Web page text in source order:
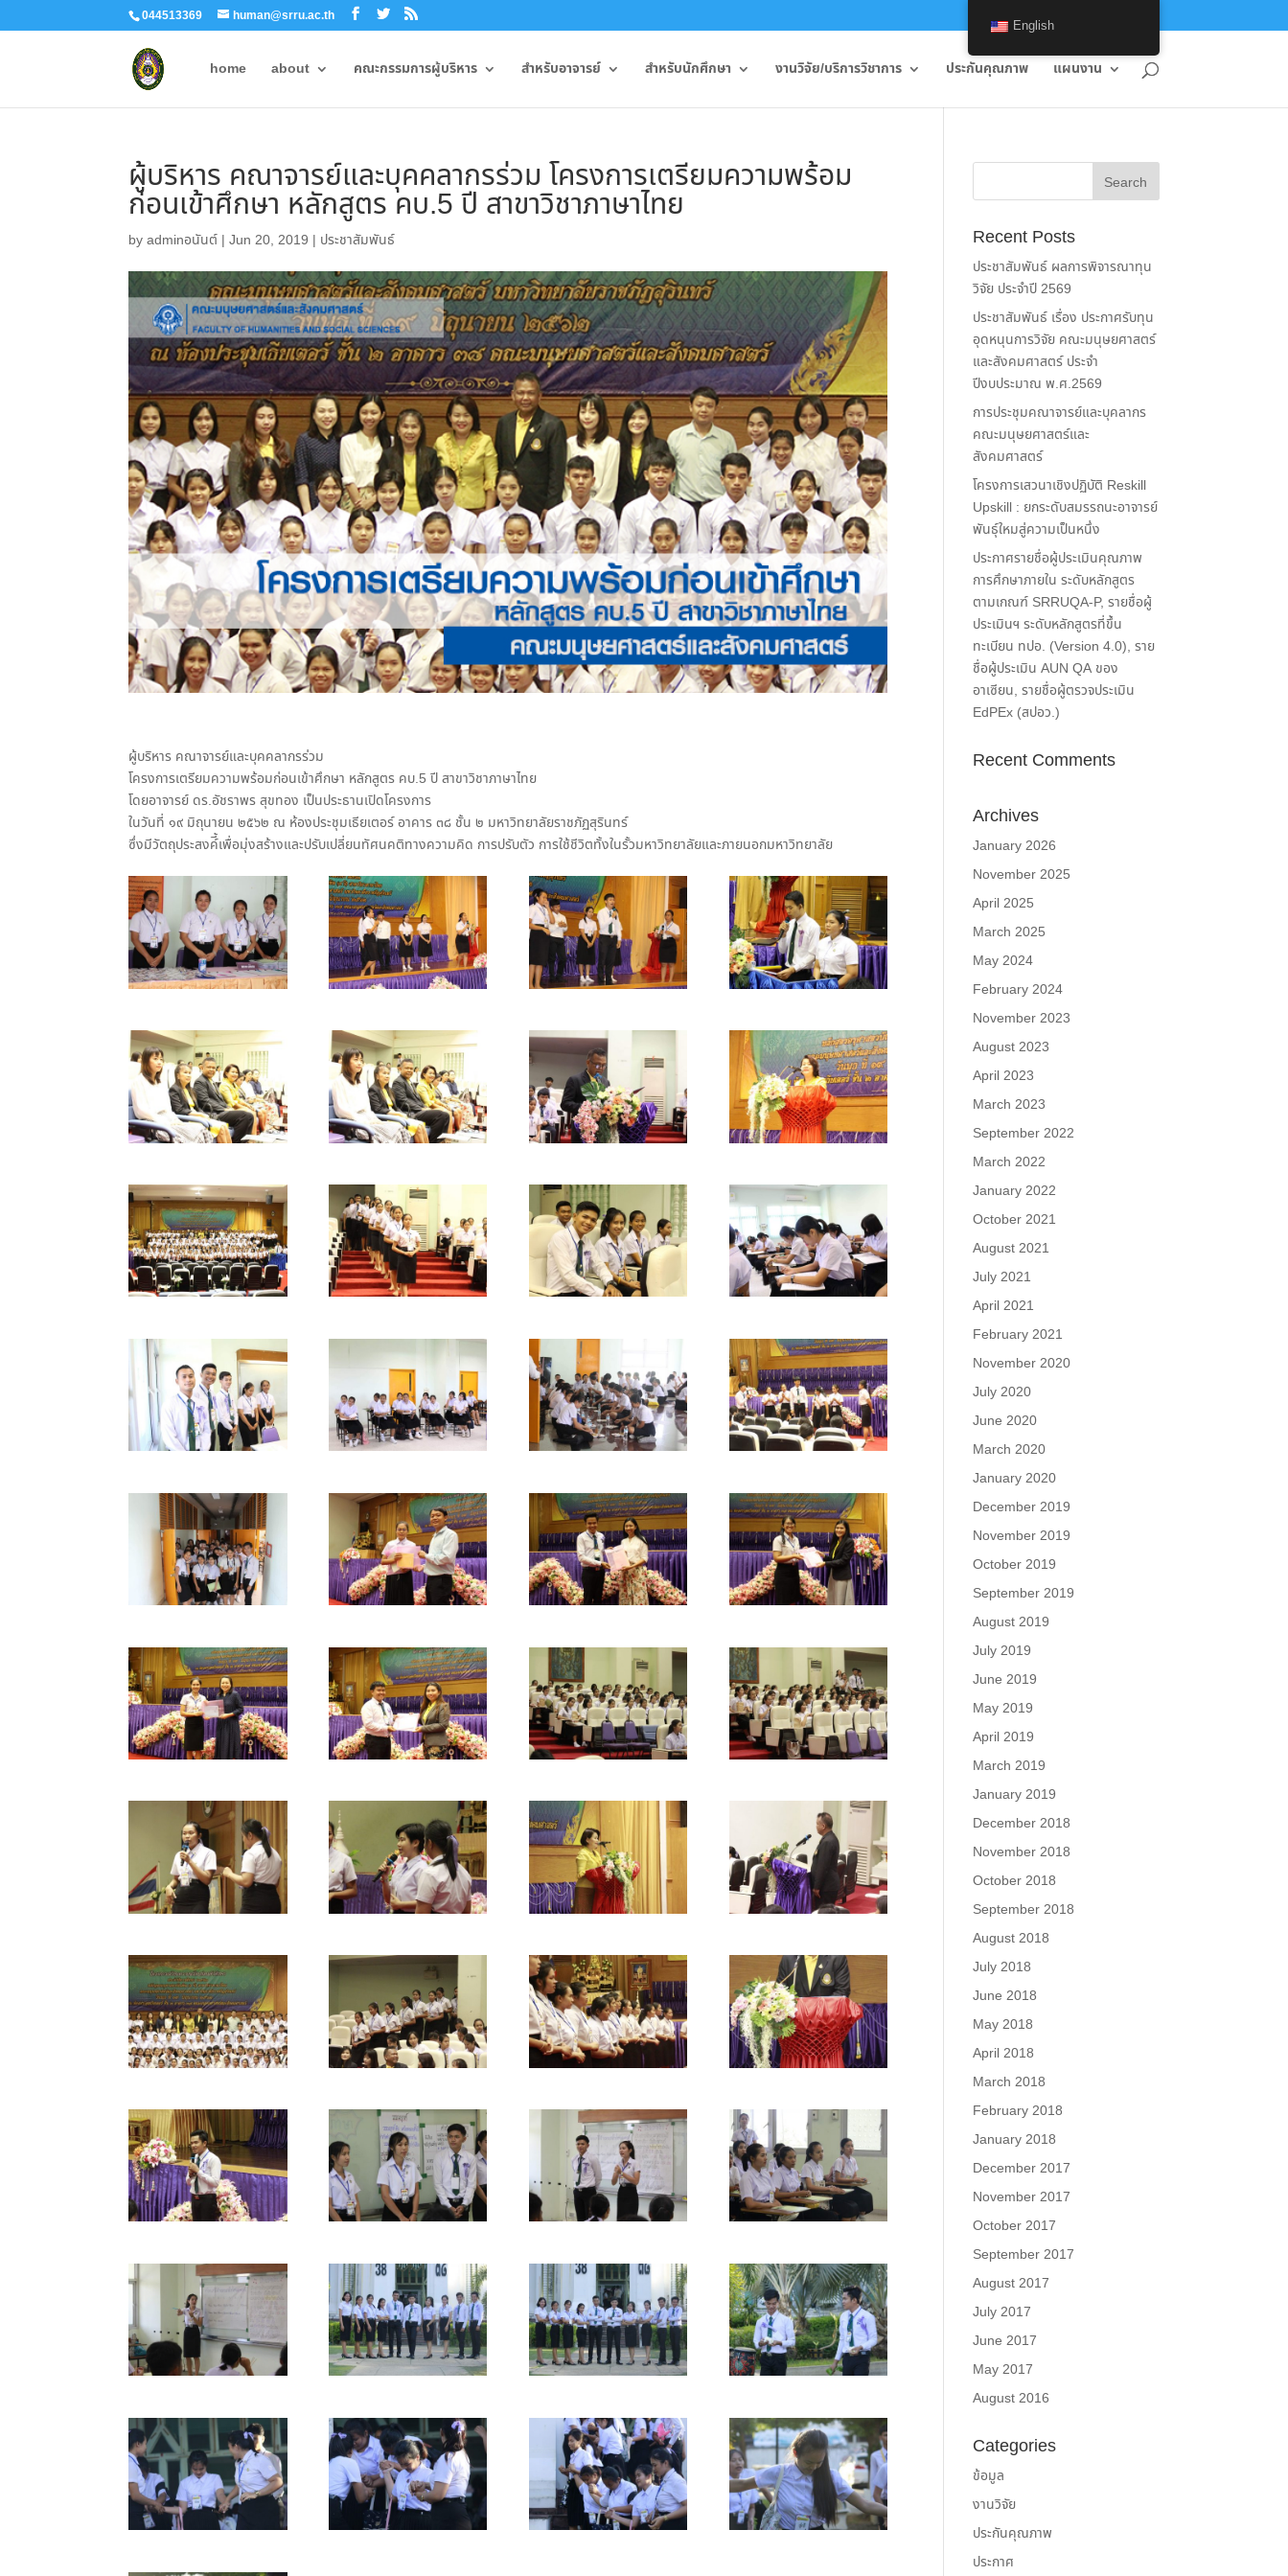
044513369 human@srru.ac.th
home about คณะกรรมการผู้บริหาร สำหรับอาจารย์ สำหรับนักศึกษา งานวิจัย/บริการวิชาการ ประกันคุณภาพ แผนงาน
ผู้บริหาร คณาจารย์และบุคคลากรร่วม โครงการเตรียมความพร้อม
ก่อนเข้าศึกษา หลักสูตร คบ.5 ปี สาขาวิชาภาษาไทย
byadminอนันต์ |Jun 20, 2019 | ประชาสัมพันธ์
ผู้บริหาร คณาจารย์และบุคคลากรร่วม
โครงการเตรียมความพร้อมก่อนเข้าศึกษา หลักสูตร คบ.5 ปี สาขาวิชาภาษาไทย
โดยอาจารย์ ดร.อัชราพร สุขทอง เป็นประธานเปิดโครงการ
ในวันที่ ๑๙ มิถุนายน ๒๕๖๒ ณ ห้องประชุมเธียเตอร์ อาคาร ๓๘ ชั้น ๒ มหาวิทยาลัยราชภัฏสุรินทร์
ซึ่งมีวัตถุประสงค์ี้เพื่อมุ่งสร้างและปรับเปลี่ยนทัศนคติทางความคิด การปรับตัว การใช้ชีวิตทั้งในรั้วมหาวิทยาลัยและภายนอกมหาวิทยาลัย
Recent Posts
ประชาสัมพันธ์ ผลการพิจารณาทุน
วิจัย ประจำปี 2569
ประชาสัมพันธ์ เรื่อง ประกาศรับทุน
อุดหนุนการวิจัย คณะมนุษยศาสตร์
และสังคมศาสตร์ ประจำ
ปีงบประมาณ พ.ศ.2569
การประชุมคณาจารย์และบุคลากร
คณะมนุษยศาสตร์และ
สังคมศาสตร์
โครงการเสวนาเชิงปฏิบัติ Reskill
Upskill : ยกระดับสมรรถนะอาจารย์
พันธุ์ใหมสู่ความเป็นหนึ่ง
ประกาศรายชื่อผู้ประเมินคุณภาพ
การศึกษาภายใน ระดับหลักสูตร
ตามเกณฑ์ SRRUQA-P, รายชื่อผู้
ประเมินฯ ระดับหลักสูตรที่ขึ้น
ทะเบียน ทปอ. (Version 4.0), ราย
ชื่อผู้ประเมิน AUN QA ของ
อาเซียน, รายชื่อผู้ตรวจประเมิน
EdPEx (สปอว.)
Recent Comments
Archives
January 2026
November 2025
April 2025
March 2025
May 2024
February 2024
November 2023
August 2023
April 2023
March 2023
September 2022
March 2022
January 2022
October 2021
August 2021
July 2021
April 2021
February 2021
November 2020
July 2020
June 2020
March 2020
January 2020
December 2019
November 2019
October 2019
September 2019
August 2019
July 2019
June 2019
May 2019
April 2019
March 2019
January 2019
December 2018
November 2018
October 2018
September 2018
August 2018
July 2018
June 2018
May 2018
April 2018
March 2018
February 2018
January 2018
December 2017
November 2017
October 2017
September 2017
August 2017
July 2017
June 2017
May 2017
August 2016
Categories
ข้อมูล
งานวิจัย
ประกันคุณภาพ
ประกาศ
English